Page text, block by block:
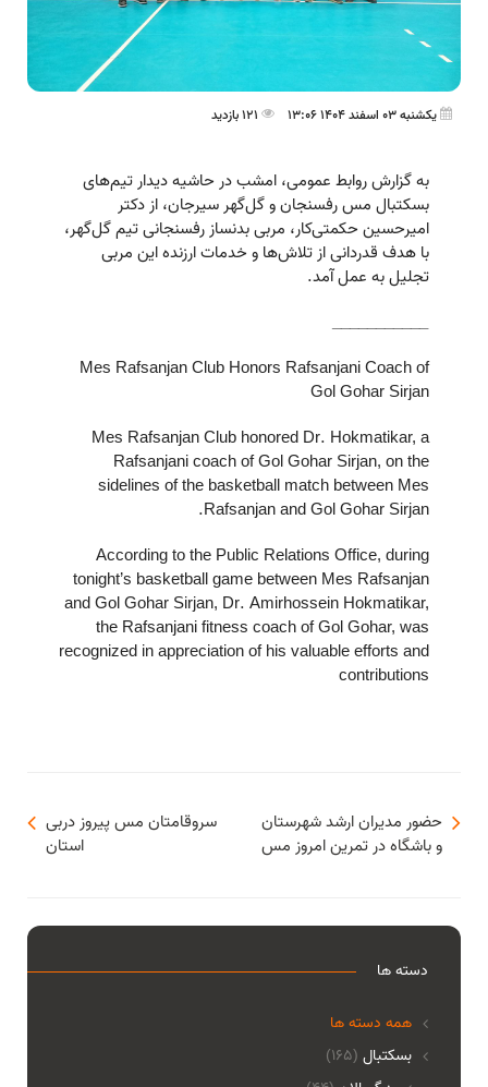
یکشنبه 03 اسفند 1404 13:06
به گزارش روابط عمومی، امشب در حاشیه دیدار تیم‌های
بسکتبال مس رفسنجان و گل‌گهر سیرجان، از دکتر
امیر‌حسین حکمتی‌کار، مربی بدنساز رفسنجانی تیم گل‌گهر،
با هدف قدردانی از تلاش‌ها و خدمات ارزنده این مربی
تجلیل به عمل آمد.
___________
Mes Rafsanjan Club Honors Rafsanjani Coach of
Gol Gohar Sirjan
Mes Rafsanjan Club honored Dr. Hokmatikar, a
Rafsanjani coach of Gol Gohar Sirjan, on the
sidelines of the basketball match between Mes
Rafsanjan and Gol Gohar Sirjan.
According to the Public Relations Office, during
tonight’s basketball game between Mes Rafsanjan
and Gol Gohar Sirjan, Dr. Amirhossein Hokmatikar,
the Rafsanjani fitness coach of Gol Gohar, was
recognized in appreciation of his valuable efforts and
contributions
سروقامتان مس پیروز دربی
استان
حضور مدیران ارشد شهرستان
و باشگاه در تمرین امروز مس
دسته ها
همه دسته ها
(165) بسکتبال